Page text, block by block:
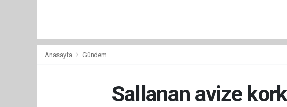
Anasayfa Gündem
Sallanan avize